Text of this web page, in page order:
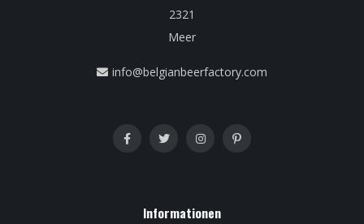
2321
Meer
info@belgianbeerfactory.com
Informationen